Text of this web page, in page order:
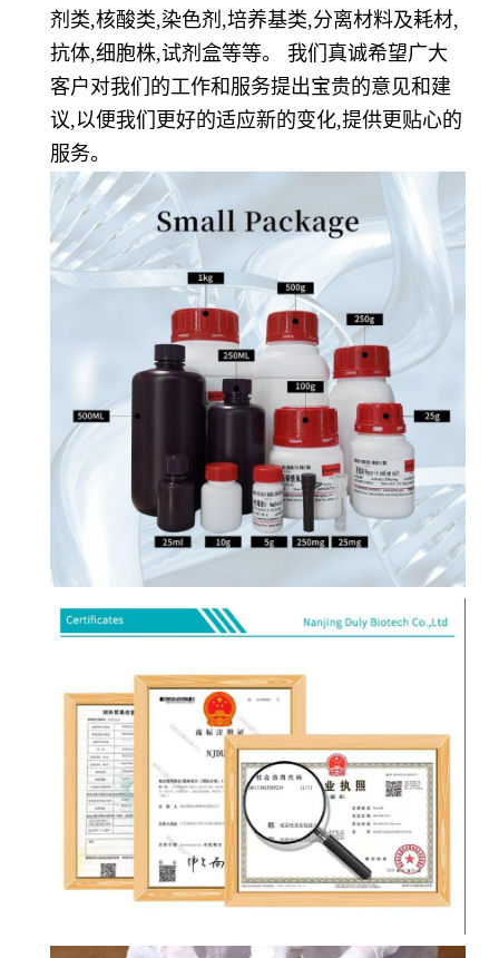
剂类,核酸类,染色剂,培养基类,分离材料及耗材,
抗体,细胞株,试剂盒等等。 我们真诚希望广大
客户对我们的工作和服务提出宝贵的意见和建
议,以便我们更好的适应新的变化,提供更贴心的
服务。